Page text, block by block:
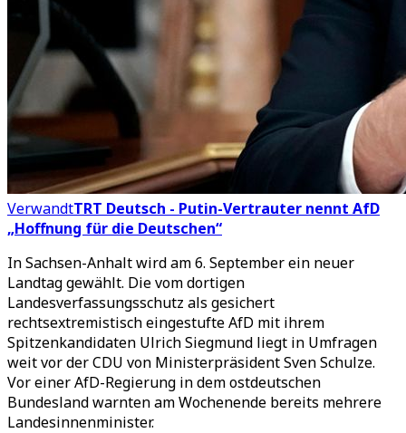
VerwandtTRT Deutsch - Putin-Vertrauter nennt AfD
„Hoffnung für die Deutschen“
In Sachsen-Anhalt wird am 6. September ein neuer
Landtag gewählt. Die vom dortigen
Landesverfassungsschutz als gesichert
rechtsextremistisch eingestufte AfD mit ihrem
Spitzenkandidaten Ulrich Siegmund liegt in Umfragen
weit vor der CDU von Ministerpräsident Sven Schulze.
Vor einer AfD-Regierung in dem ostdeutschen
Bundesland warnten am Wochenende bereits mehrere
Landesinnenminister.